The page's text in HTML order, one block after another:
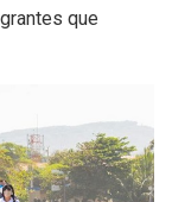
que